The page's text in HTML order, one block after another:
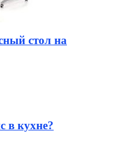
стол на
в кухне?